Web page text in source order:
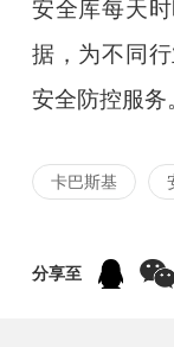
安全库每天
据，为不同
安全防控服务
卡巴斯基
分享至